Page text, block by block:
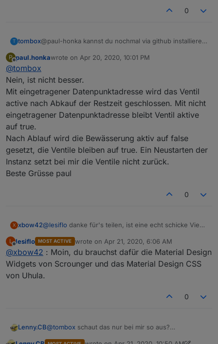
Ein Neustart des Adapters setzt in Control nicht die
Es wird nur "bewaesserung_aktiv" auf false
Schau mal darüber.
0
T tombox@paul-honka kannst du nochmal via github installieren
werden
P
Offline
paul.honkawrote on Apr 20, 2020, 10:01 PM
last edited by
@tombox
Nein, ist nicht besser.
Mit eingetragener Datenpunktadresse wird das Ventil
active nach Abkauf der Restzeit geschlossen. Mit nicht
eingetragener Datenpunktadresse bleibt Ventil aktive
auf true.
Nach Ablauf wird die Bewässerung aktiv auf false
gesetzt, die Ventile bleiben auf true. Ein Neustarten der
Instanz setzt bei mir die Ventile nicht zurück.
Beste Grüsse paul
0
X xbow42@lesiflo danke für's teilen, ist eine echt schicke View!
rudimentär aus. Das der Grundstücksplan nicht passt
ist klar aber die anderen Icon und Farben sollten doch
schon mal passen oder? Was muss ich noch machen
bzw mache ich falsch?
L
Offline
lesiflo MOST ACTIVE wrote on Apr 21, 2020, 6:06 AM
last edited by
@xbow42 : Moin, du brauchst dafür die Material Design
Widgets von Scrounger und das Material Design CSS
von Uhula.
0
Lenny.CB@tombox schaut das nur bei mir so aus?